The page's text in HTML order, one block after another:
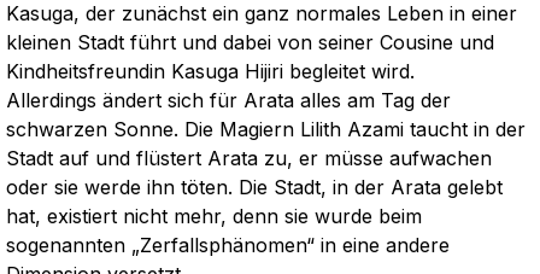
Kasuga, der zunächst ein ganz normales Leben in einer
kleinen Stadt führt und dabei von seiner Cousine und
Kindheitsfreundin Kasuga Hijiri begleitet wird.
Allerdings ändert sich für Arata alles am Tag der
schwarzen Sonne. Die Magiern Lilith Azami taucht in der
Stadt auf und flüstert Arata zu, er müsse aufwachen
oder sie werde ihn töten. Die Stadt, in der Arata gelebt
hat, existiert nicht mehr, denn sie wurde beim
sogenannten „Zerfallsphänomen“ in eine andere